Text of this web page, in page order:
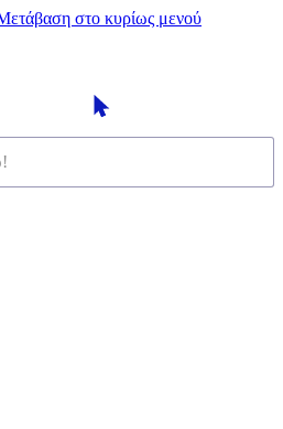
στο κυρίως μενού